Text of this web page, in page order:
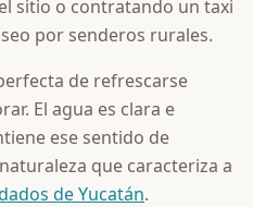
sitio o contratando un taxi
por senderos rurales.
de refrescarse
El agua es clara e
ese sentido de
que caracteriza a
de Yucatán.